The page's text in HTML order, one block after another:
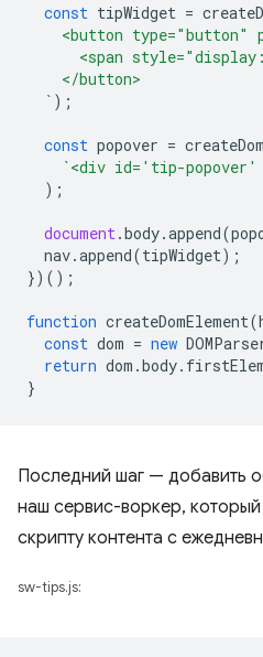
const tipWidget =
<button type="button"
<span
    </button>
  `
);
const popover =
`<div id='tip-popover'
);
document.body.append(
nav.append(tipWidget);
})();
function createDomElement(
const dom = new
return dom .body.
}
Последний шаг — добавить
наш сервис-воркер, который
скрипту контента с
sw-tips.js: